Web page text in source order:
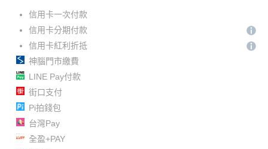
信用卡一次付款
信用卡分期付款
信用卡紅利折抵
神腦門市繳費
LINE Pay付款
街口支付
Pi拍錢包
台灣Pay
全盈+PAY